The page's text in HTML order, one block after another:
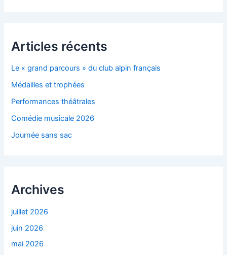
Articles récents
Le « grand parcours » du club alpin français
Médailles et trophées
Performances théâtrales
Comédie musicale 2026
Journée sans sac
Archives
juillet 2026
juin 2026
mai 2026